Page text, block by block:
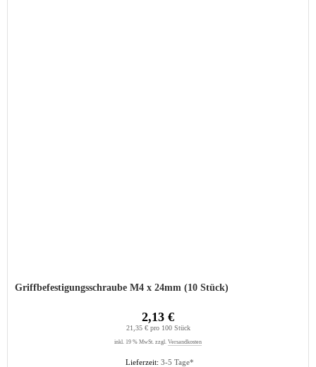
Griffbefestigungsschraube M4 x 24mm (10 Stück)
Lieferzeit: 3-5 Tage*
2,13 €
21,35 € pro 100 Stück
inkl. 19 % MwSt. zzgl. Versandkosten